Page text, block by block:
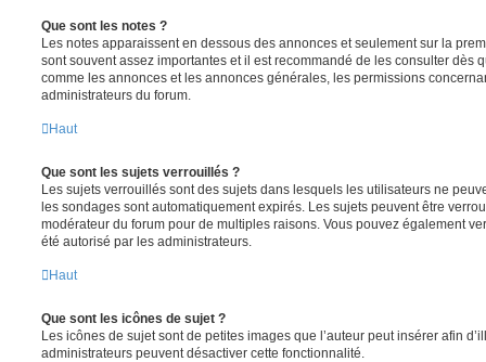
Que sont les notes ?
Les notes apparaissent en dessous des annonces et seulement sur la
sont souvent assez importantes et il est recommandé de les consulter dès
comme les annonces et les annonces générales, les permissions
administrateurs du forum.
Haut
Que sont les sujets verrouillés ?
Les sujets verrouillés sont des sujets dans lesquels les utilisateurs ne
les sondages sont automatiquement expirés. Les sujets peuvent être
modérateur du forum pour de multiples raisons. Vous pouvez également
été autorisé par les administrateurs.
Haut
Que sont les icônes de sujet ?
Les icônes de sujet sont de petites images que l’auteur peut insérer afin
administrateurs peuvent désactiver cette fonctionnalité.